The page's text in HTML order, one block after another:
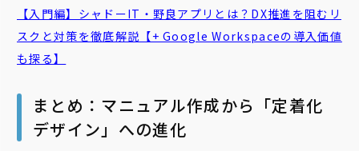
【入門編】シャドーIT・野良アプリとは？DX推進を阻むリ
スクと対策を徹底解説【+ Google Workspaceの導入価値
も探る】
まとめ：マニュアル作成から「定着化
デザイン」への進化